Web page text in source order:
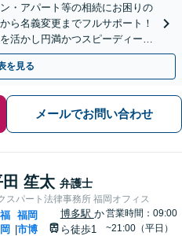
・アパート等の相続にお困りの
ら名義変更までフルサポート！
活かし円満かつスピーディーに
実績2000件以上】
を見る
メールでお問い合わせ
田 笙太 弁護士
スパート法律事務所 福岡オフィス
福
岡 |
福岡
市博
博多駅 か
ら徒歩1
営業時間：09:00
~21:00（平日）